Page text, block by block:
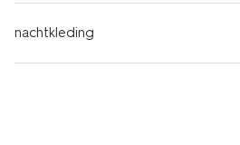
nachtkleding